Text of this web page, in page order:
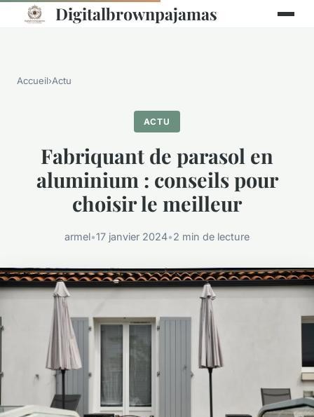
Digitalbrownpajamas
Accueil›Actu
ACTU
Fabriquant de parasol en
aluminium : conseils pour
choisir le meilleur
armel•17 janvier 2024•2 min de lecture